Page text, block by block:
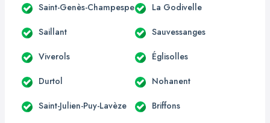
Saint-Genès-Champespe La Godivelle
Saillant Sauvessanges
Viverols Églisolles
Durtol Nohanent
Saint-Julien-Puy-Lavèze Briffons